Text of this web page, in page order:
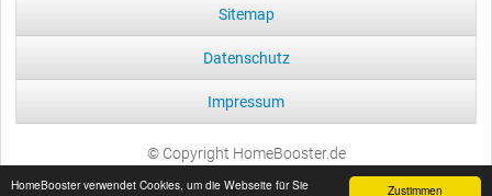
Zustimmen
HomeBooster verwendet Cookies, um die Webseite für Sie
Sitemap
Datenschutz
Impressum
© Copyright HomeBooster.de